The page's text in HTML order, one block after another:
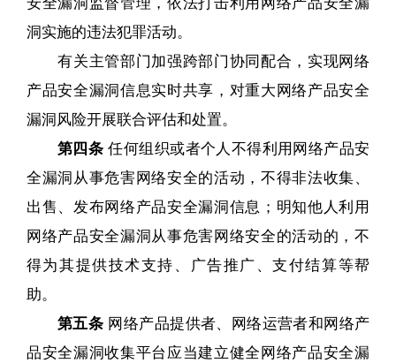
洞实施的违法犯罪活动。
有关主管部门加强跨部门协同配合，实现网络
产品安全漏洞信息实时共享，对重大网络产品安全
漏洞风险开展联合评估和处置。
第四条任何组织或者个人不得利用网络产品安
全漏洞从事危害网络安全的活动，不得非法收集、
出售、发布网络产品安全漏洞信息；明知他人利用
网络产品安全漏洞从事危害网络安全的活动的，不
得为其提供技术支持、广告推广、支付结算等帮
助。
第五条网络产品提供者、网络运营者和网络产
品安全漏洞收集平台应当建立健全网络产品安全漏